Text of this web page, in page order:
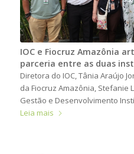
IOC e Fiocruz Amazônia
parceria entre as duas
Diretora do IOC, Tânia Araújo
da Fiocruz Amazônia, Stefanie
Gestão e Desenvolvimento
Leia mais